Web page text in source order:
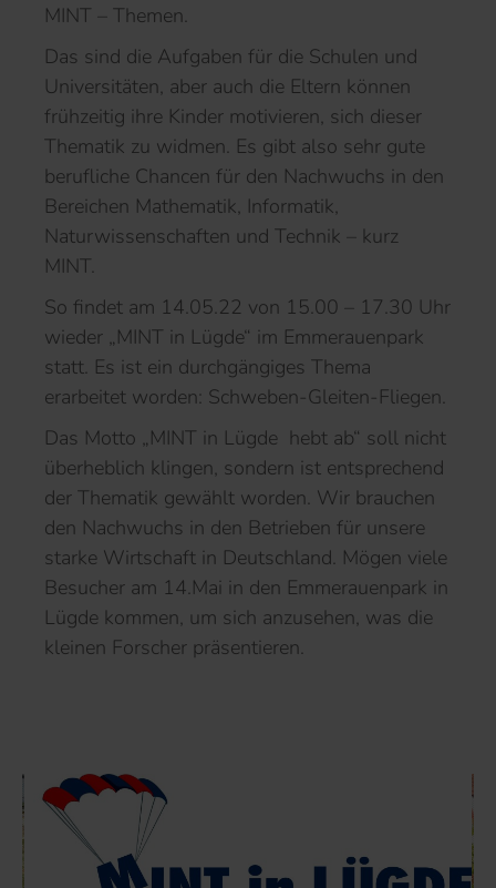
MINT – Themen.
Das sind die Aufgaben für die Schulen und
Universitäten, aber auch die Eltern können
frühzeitig ihre Kinder motivieren, sich dieser
Thematik zu widmen. Es gibt also sehr gute
berufliche Chancen für den Nachwuchs in den
Bereichen Mathematik, Informatik,
Naturwissenschaften und Technik – kurz
MINT.
So findet am 14.05.22 von 15.00 – 17.30 Uhr
wieder „MINT in Lügde“ im Emmerauenpark
statt. Es ist ein durchgängiges Thema
erarbeitet worden: Schweben-Gleiten-Fliegen.
Das Motto „MINT in Lügde hebt ab“ soll nicht
überheblich klingen, sondern ist entsprechend
der Thematik gewählt worden. Wir brauchen
den Nachwuchs in den Betrieben für unsere
starke Wirtschaft in Deutschland. Mögen viele
Besucher am 14.Mai in den Emmerauenpark in
Lügde kommen, um sich anzusehen, was die
kleinen Forscher präsentieren.